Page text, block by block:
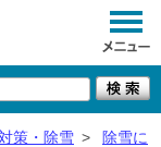
策・除雪 >
除雪に